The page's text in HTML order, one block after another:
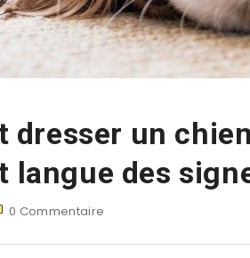
dresser un
langue des
0 Commentaire